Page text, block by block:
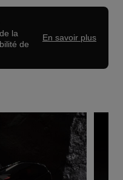
la
de
En savoir plus